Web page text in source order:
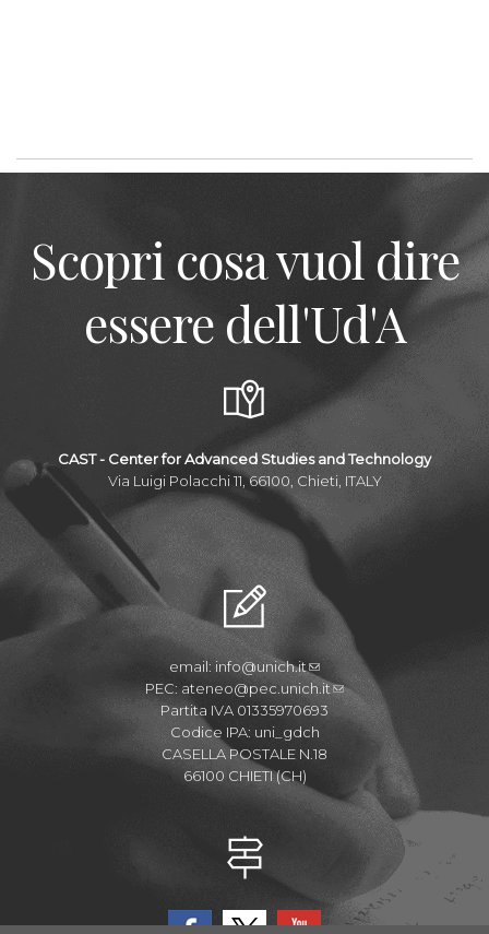
Scopri cosa vuol dire
essere dell'Ud'A
CAST - Center for Advanced Studies and Technology
Via Luigi Polacchi 11, 66100, Chieti, ITALY
email: info@unich.it
PEC: ateneo@pec.unich.it
Partita IVA 01335970693
Codice IPA: uni_gdch
CASELLA POSTALE N.18
66100 CHIETI (CH)